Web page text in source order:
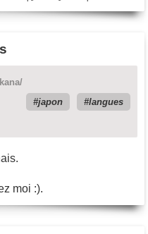
japon
langues
moi :).